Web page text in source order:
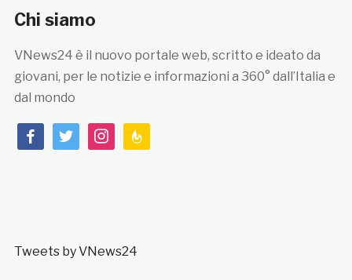
Chi siamo
VNews24 è il nuovo portale web, scritto e ideato da
giovani, per le notizie e informazioni a 360° dall’Italia e
dal mondo
facebooktwitterinstagramfeedburner
Tweets by VNews24